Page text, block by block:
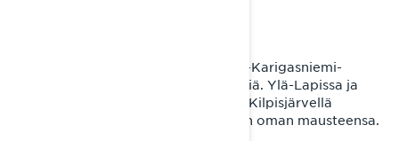
Kilpisjärvelle Joni ajoi Tenojokivarsi-Karigasniemi-
Muddusjärvi-Pokka-Enontekiö -reittiä. Ylä-Lapissa ja
Käsivarressa lunta vielä riitti, mutta Kilpisjärvellä
alkaneet vesisateet toivat ajamiseen oman mausteensa.